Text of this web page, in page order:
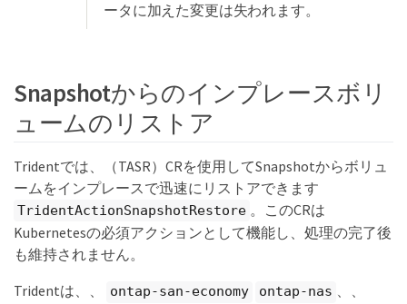
ータに加えた変更は失われます。
Snapshotからのインプレースボリ
ュームのリストア
Tridentでは、（TASR）CRを使用してSnapshotからボリュ
ームをインプレースで迅速にリストアできます
TridentActionSnapshotRestore 。このCRは
Kubernetesの必須アクションとして機能し、処理の完了後
も維持されません。
Tridentは、、
ontap-san-economy ontap-nas 、、